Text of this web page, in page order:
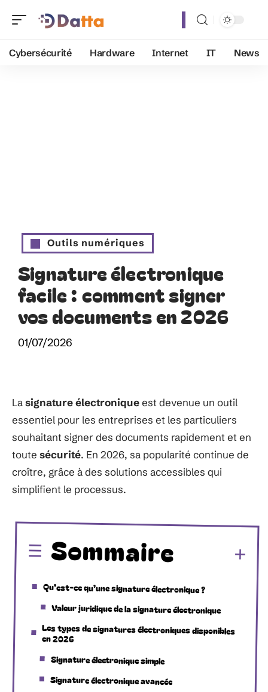
Cybersécurité Hardware Internet IT News
Outils numériques
Signature électronique
facile : comment signer
vos documents en 2026
01/07/2026
Lasignature électroniqueest devenue un outil
essentiel pour les entreprises et les particuliers
souhaitant signer des documents rapidement et en
toute sécurité. En 2026, sa popularité continue de
croître, grâce à des solutions accessibles qui
simplifient le processus.
Sommaire
Qu’est-ce qu’une signature électronique ?
Valeur juridique de la signature électronique
Les types de signatures électroniques disponibles
en 2026
Signature électronique simple
Signature électronique avancée